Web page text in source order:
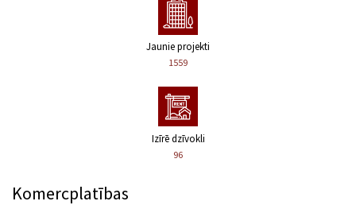
Jaunie projekti
1559
Izīrē dzīvokli
96
Komercplatības